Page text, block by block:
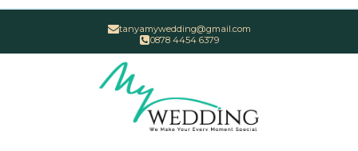
tanyamywedding@gmail.com
0878 4454 6379